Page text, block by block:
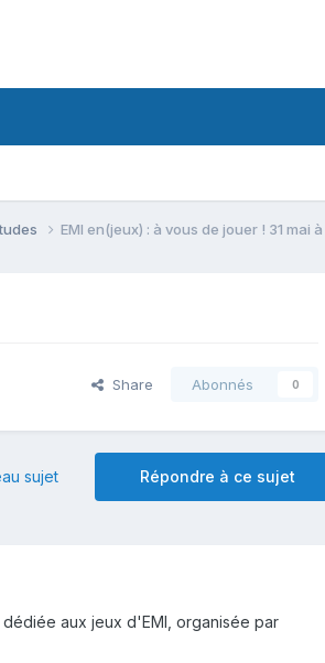
EMI en(jeux) : à vous de jouer ! 31 mai
Share Abonnés 0
Répondre à ce sujet
sujet
aux jeux d'EMI, organisée par